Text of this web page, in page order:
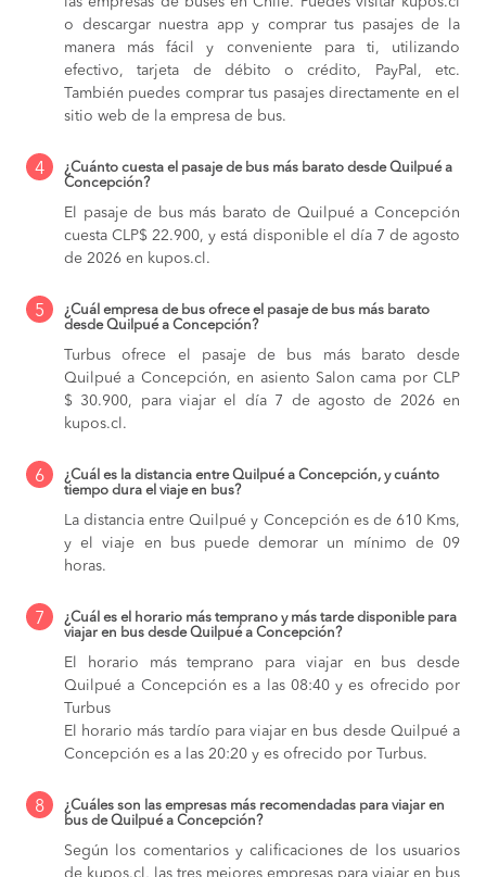
o descargar nuestra app y comprar tus pasajes de la
manera más fácil y conveniente para ti, utilizando
efectivo, tarjeta de débito o crédito, PayPal, etc.
También puedes comprar tus pasajes directamente en el
sitio web de la empresa de bus.
4
¿Cuánto cuesta el pasaje de bus más barato desde Quilpué a
Concepción?
El pasaje de bus más barato de Quilpué a Concepción
cuesta CLP$ 22.900, y está disponible el día 7 de agosto
de 2026 en kupos.cl.
5
¿Cuál empresa de bus ofrece el pasaje de bus más barato
desde Quilpué a Concepción?
Turbus ofrece el pasaje de bus más barato desde
Quilpué a Concepción, en asiento Salon cama por CLP
$ 30.900, para viajar el día 7 de agosto de 2026 en
kupos.cl.
6
¿Cuál es la distancia entre Quilpué a Concepción, y cuánto
tiempo dura el viaje en bus?
La distancia entre Quilpué y Concepción es de 610 Kms,
y el viaje en bus puede demorar un mínimo de 09
horas.
7
¿Cuál es el horario más temprano y más tarde disponible para
viajar en bus desde Quilpué a Concepción?
El horario más temprano para viajar en bus desde
Quilpué a Concepción es a las 08:40 y es ofrecido por
Turbus
El horario más tardío para viajar en bus desde Quilpué a
Concepción es a las 20:20 y es ofrecido por Turbus.
8
¿Cuáles son las empresas más recomendadas para viajar en
bus de Quilpué a Concepción?
Según los comentarios y calificaciones de los usuarios
de kupos.cl, las tres mejores empresas para viajar en bus